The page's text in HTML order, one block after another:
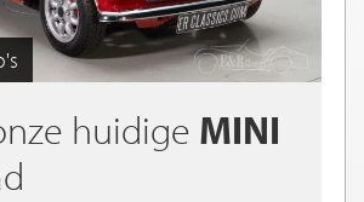
huidige MINI